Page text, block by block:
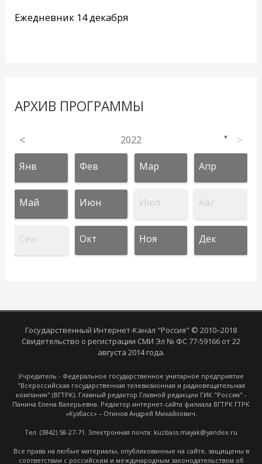
Ежедневник 14 декабря
АРХИВ ПРОГРАММЫ
< 2022 ▼ >
Янв Фев Мар Апр
Май Июн Июл Авг
Сен Окт Ноя Дек
Государственный Интернет-Канал "Россия" © 2010–2018
Свидетельство о регистрации СМИ Эл № ФС 77-59166 от 22
августа 2014 года.
Учредитель - Федеральное государственное унитарное предприятие
"Всероссийская государственная телевизионная и радиовещательная
компания" (ВГТРК). Главный редактор Главной редакции ГИК "Россия" -
Панина Елена Валерьевна. Редактор интернет-сайта филиала ВГТРК ГТРК
«Кузбасс» – Отинов Андрей Михайлович.
Тел. (3842) 58-27-71. Электронная почта: kuzbass.mayak@yandex.ru
Все права на любые материалы, опубликованные на сайте, защищены в
соответствии с российским и международным законодательством об